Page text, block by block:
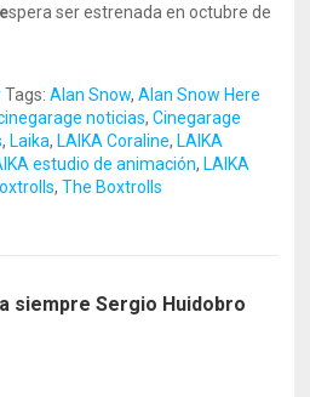
spera ser estrenada en octubre de
Tags:Alan Snow,Alan Snow Here
noticias,Cinegarage
, Laika, LAIKA Coraline, LAIKA
estudio de animación, LAIKA
,The Boxtrolls
siempre Sergio Huidobro